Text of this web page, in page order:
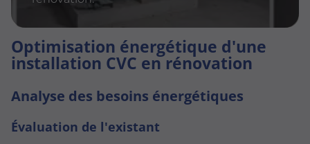
Optimisation énergétique d'une
installation CVC en rénovation
Analyse des besoins énergétiques
Évaluation de l'existant